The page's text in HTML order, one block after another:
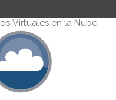
Virtuales en la Nube